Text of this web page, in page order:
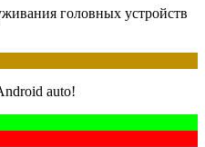
головных устройств
auto!